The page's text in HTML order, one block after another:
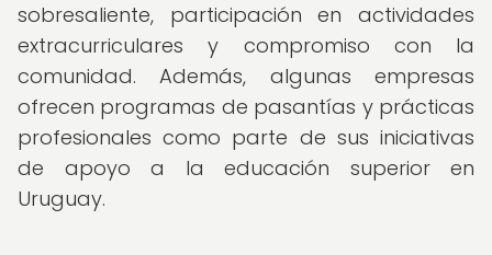
sobresaliente, participación en actividades
extracurriculares y compromiso con la
comunidad. Además, algunas empresas
ofrecen programas de pasantías y prácticas
profesionales como parte de sus iniciativas
de apoyo a la educación superior en
Uruguay.